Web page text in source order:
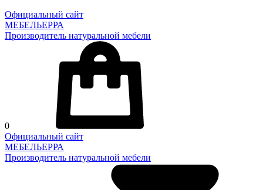
Официальный сайт
МЕБЕЛЬЕРРА
Производитель натуральной мебели
0
Официальный сайт
МЕБЕЛЬЕРРА
Производитель натуральной мебели